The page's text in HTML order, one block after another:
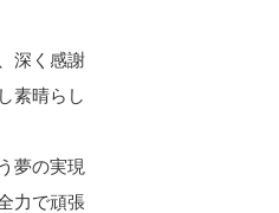
深く感謝
素晴らし
夢の実現
力で頑張